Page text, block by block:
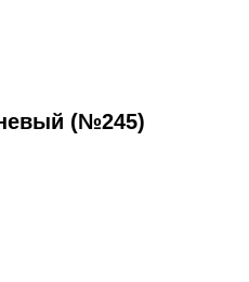
(№245)